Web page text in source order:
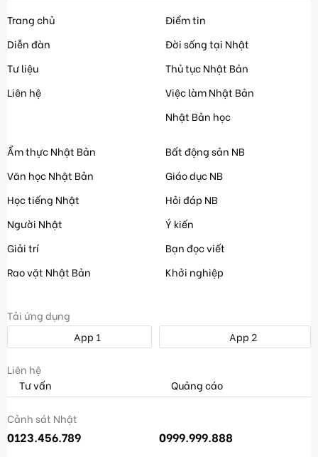
Trang chủ
Diễn đàn
Tư liệu
Liên hệ
Điểm tin
Đời sống tại Nhật
Thủ tục Nhật Bản
Việc làm Nhật Bản
Nhật Bản học
Ẩm thực Nhật Bản
Văn học Nhật Bản
Học tiếng Nhật
Người Nhật
Giải trí
Rao vặt Nhật Bản
Bất động sản NB
Giáo dục NB
Hỏi đáp NB
Ý kiến
Bạn đọc viết
Khởi nghiệp
Tải ứng dụng
App 1
App 2
Liên hệ
Tư vấn
Quảng cáo
Cảnh sát Nhật
0123.456.789 0999.999.888